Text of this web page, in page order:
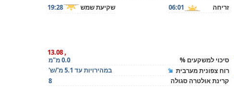
זריחה
06:01 שקיעת שמש 19:28
, 13.08
סיכוי למשקעים %
0.0 מ"מ
רוח צפונית מערבית
במהירויות עד 5.1 מ'/ש'
קרינת אולטרה סגולה
8